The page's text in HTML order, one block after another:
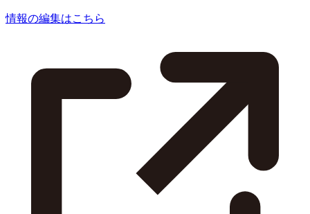
情報の編集はこちら